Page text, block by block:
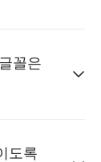
꼴은
도록